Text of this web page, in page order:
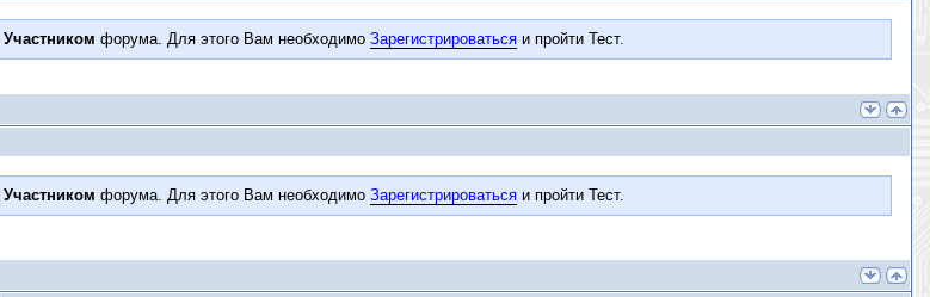
Участником форума. Для этого Вам необходимо Зарегистрироваться и пройти Тест.
Участником форума. Для этого Вам необходимо Зарегистрироваться и пройти Тест.